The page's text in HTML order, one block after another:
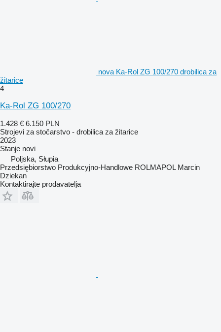
nova Ka-Rol ZG 100/270 drobilica za
žitarice
4
Ka-Rol ZG 100/270
1.428 € 6.150 PLN
Strojevi za stočarstvo - drobilica za žitarice
2023
Stanje novi
Poljska, Słupia
Przedsiębiorstwo Produkcyjno-Handlowe ROLMAPOL Marcin
Dziekan
Kontaktirajte prodavatelja